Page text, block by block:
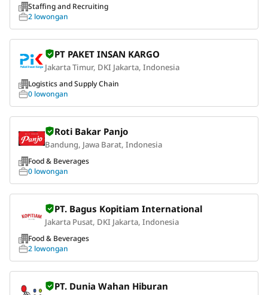
Staffing and Recruiting
2 lowongan
PT PAKET INSAN KARGO
Jakarta Timur, DKI Jakarta, Indonesia
Logistics and Supply Chain
0 lowongan
Roti Bakar Panjo
Bandung, Jawa Barat, Indonesia
Food & Beverages
0 lowongan
PT. Bagus Kopitiam International
Jakarta Pusat, DKI Jakarta, Indonesia
Food & Beverages
2 lowongan
PT. Dunia Wahan Hiburan